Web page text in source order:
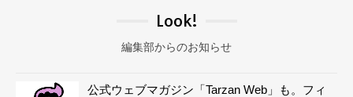
Look!
編集部からのお知らせ
公式ウェブマガジン「Tarzan Web」も。フィ